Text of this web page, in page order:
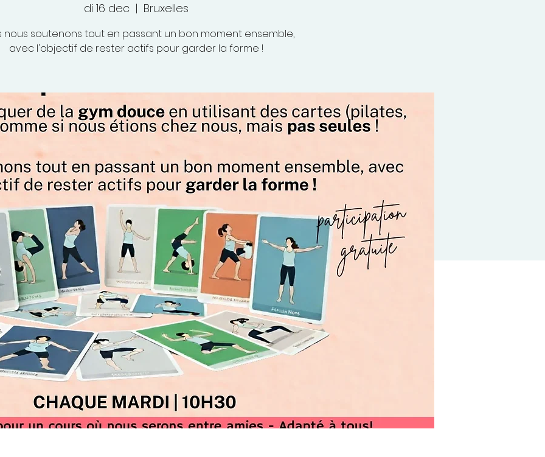
di 16 dec
  |
Bruxelles
nous soutenons tout en passant un bon moment ensemble,
avec l'objectif de rester actifs pour garder la forme !